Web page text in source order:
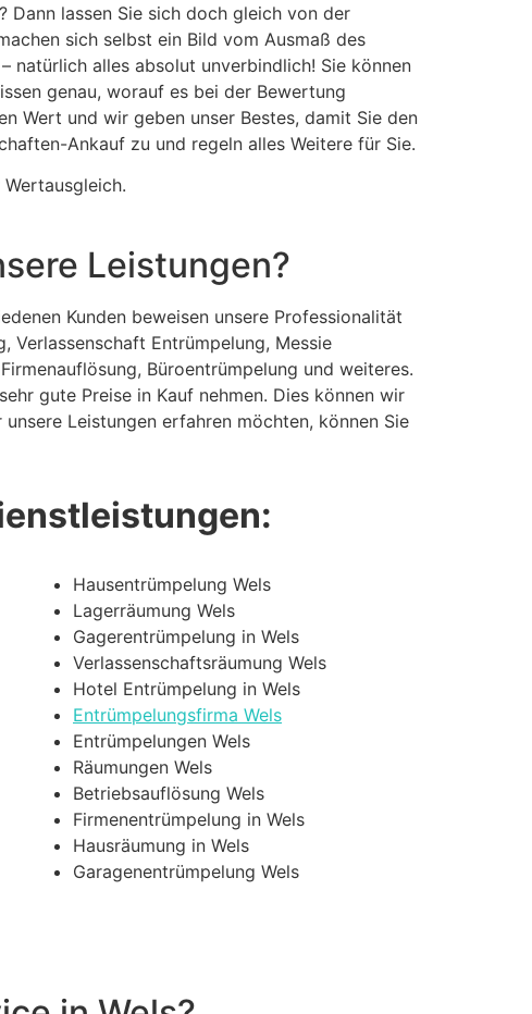
Dann lassen Sie sich doch gleich von der
sich selbst ein Bild vom Ausmaß des
natürlich alles absolut unverbindlich! Sie können
genau, worauf es bei der Bewertung
Wert und wir geben unser Bestes, damit Sie den
Ankauf zu und regeln alles Weitere für Sie.
Leistungen?
Kunden beweisen unsere Professionalität
Verlassenschaft Entrümpelung, Messie
Büroentrümpelung und weiteres.
gute Preise in Kauf nehmen. Dies können wir
Leistungen erfahren möchten, können Sie
Hausentrümpelung Wels
Lagerräumung Wels
Gagerentrümpelung in Wels
Verlassenschaftsräumung Wels
Hotel Entrümpelung in Wels
Entrümpelungsfirma Wels
Entrümpelungen Wels
Räumungen Wels
Betriebsauflösung Wels
Firmenentrümpelung in Wels
Hausräumung in Wels
Garagenentrümpelung Wels